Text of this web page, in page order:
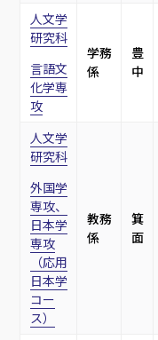
人文学
研究科
言語文
化学専
攻
学務
係
豊
中
人文学
研究科
外国学
専攻、
日本学
専攻
（応用
日本学
コー
ス）
教務
係
箕
面